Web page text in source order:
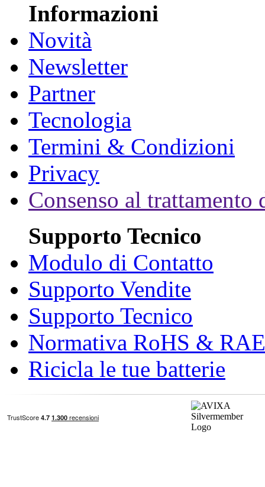
Informazioni
Novità
Newsletter
Partner
Tecnologia
Termini & Condizioni
Privacy
Consenso al trattamento
Supporto Tecnico
Modulo di Contatto
Supporto Vendite
Supporto Tecnico
Normativa RoHS &
Ricicla le tue batterie